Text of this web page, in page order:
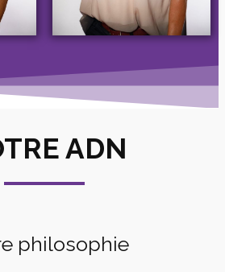
ADN
philosophie